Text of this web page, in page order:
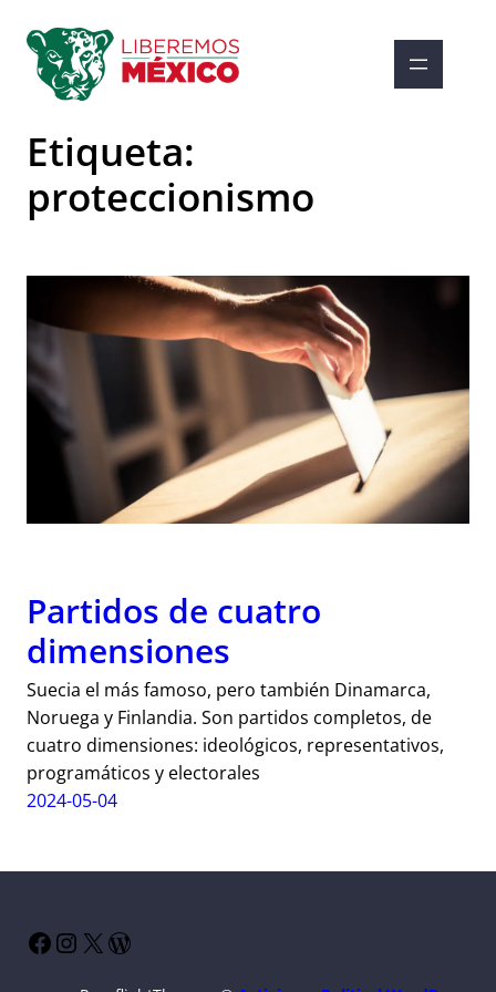
contenido
Etiqueta:
proteccionismo
Partidos de cuatro
dimensiones
Suecia el más famoso, pero también Dinamarca,
Noruega y Finlandia. Son partidos completos, de
cuatro dimensiones: ideológicos, representativos,
programáticos y electorales
2024-05-04
Facebook Instagram X WordPress